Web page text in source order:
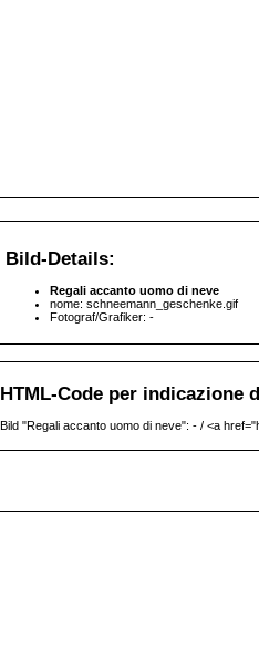
Bild-Details:
Regali accanto uomo di neve
nome: schneemann_geschenke.gif
Fotograf/Grafiker: -
HTML-Code per indicazione
Bild "Regali accanto uomo di neve": - / <a